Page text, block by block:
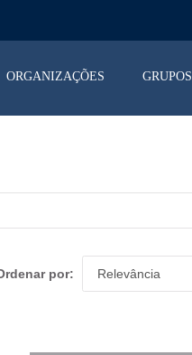
ORGANIZAÇÕES GRUPOS
por